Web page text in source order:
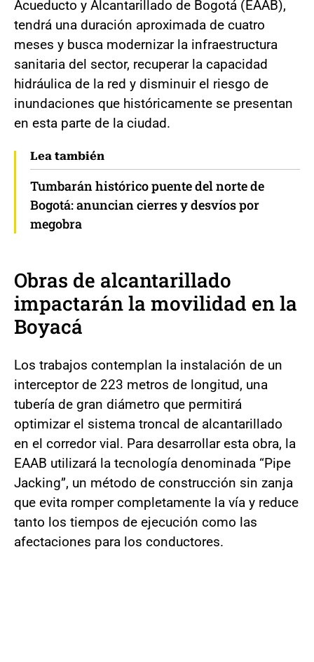
Acueducto y Alcantarillado de Bogotá (EAAB),
tendrá una duración aproximada de cuatro
meses y busca modernizar la infraestructura
sanitaria del sector, recuperar la capacidad
hidráulica de la red y disminuir el riesgo de
inundaciones que históricamente se presentan
en esta parte de la ciudad.
Lea también
Tumbarán histórico puente del norte de
Bogotá: anuncian cierres y desvíos por
megobra
Obras de alcantarillado
impactarán la movilidad en la
Boyacá
Los trabajos contemplan la instalación de un
interceptor de 223 metros de longitud, una
tubería de gran diámetro que permitirá
optimizar el sistema troncal de alcantarillado
en el corredor vial. Para desarrollar esta obra, la
EAAB utilizará la tecnología denominada “Pipe
Jacking”, un método de construcción sin zanja
que evita romper completamente la vía y reduce
tanto los tiempos de ejecución como las
afectaciones para los conductores.